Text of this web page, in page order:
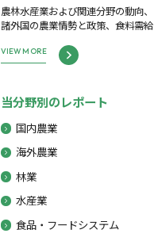
農林水産業および関連分野の動向、
諸外国の農業情勢と政策、食料需給
VIEW MORE
当分野別のレポート
国内農業
海外農業
林業
水産業
食品・フードシステム